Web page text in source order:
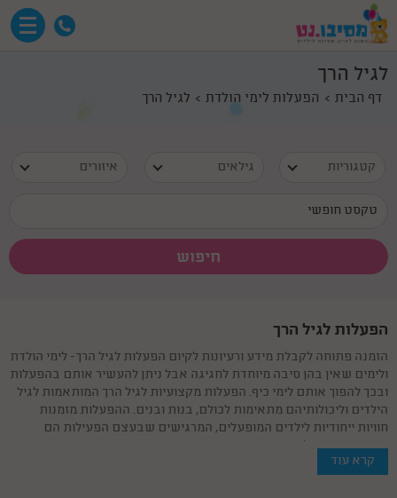
לגיל הרך
דף הבית הפעלות לימי הולדת לגיל הרך
קטגוריות גילאים איזורים
הפעלות לגיל הרך
הזמנה פתוחה לקבלת מידע ורעיונות לקיום הפעלות לגיל הרך- לימי הולדת
ולימים שאין בהן סיבה מיוחדת לחגיגה אבל ניתן להעשיר אותם בהפעלות
ובכך להפוך אותם לימי כיף. הפעלות מקצועיות לגיל הרך המותאמות לגיל
הילדים וליכולותיהם מתאימות לכולם, בנות ובנים. ההפעלות מזמנות
חוויות ייחודיות לילדים המופעלים, המרגישים שבעצם הפעילות הם
משתתפים פעילים בחוויה.
קרא עוד